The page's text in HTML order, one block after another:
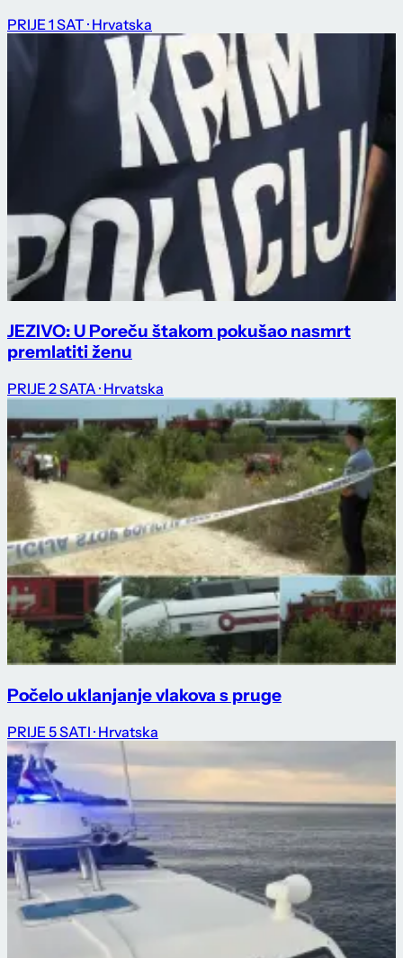
PRIJE 1 SAT · Hrvatska
JEZIVO: U Poreču štakom pokušao nasmrt
premlatiti ženu
PRIJE 2 SATA · Hrvatska
Počelo uklanjanje vlakova s pruge
PRIJE 5 SATI · Hrvatska